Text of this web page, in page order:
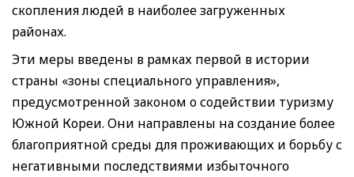
скопления людей в наиболее загруженных
районах.
Эти меры введены в рамках первой в истории
страны «зоны специального управления»,
предусмотренной законом о содействии туризму
Южной Кореи. Они направлены на создание более
благоприятной среды для проживающих и борьбу с
негативными последствиями избыточного